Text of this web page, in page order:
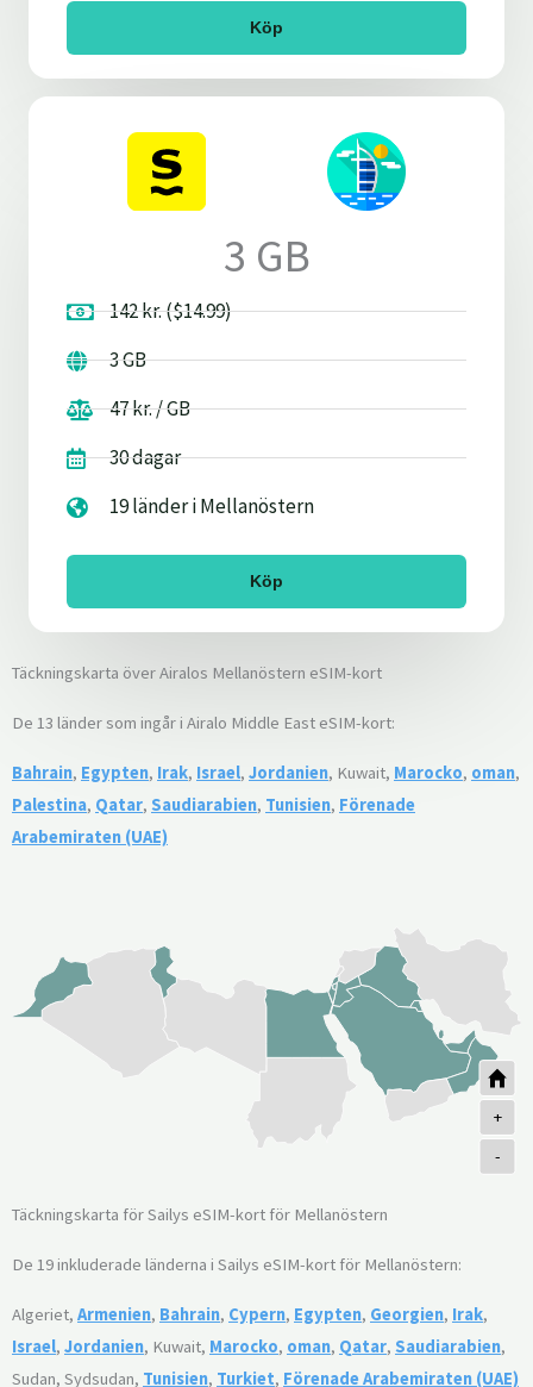
Köp
3 GB
142 kr. ($14.99)
3 GB
47 kr. / GB
30 dagar
19 länder i Mellanöstern
Köp
Täckningskarta över Airalos Mellanöstern eSIM-kort
De 13 länder som ingår i Airalo Middle East eSIM-kort:
Bahrain, Egypten, Irak, Israel, Jordanien, Kuwait, Marocko, oman,
Palestina, Qatar, Saudiarabien, Tunisien, Förenade
Arabemiraten (UAE)
+
-
Täckningskarta för Sailys eSIM-kort för Mellanöstern
De 19 inkluderade länderna i Sailys eSIM-kort för Mellanöstern:
Algeriet, Armenien, Bahrain, Cypern, Egypten, Georgien, Irak,
Israel, Jordanien, Kuwait, Marocko, oman, Qatar, Saudiarabien,
Sudan, Sydsudan, Tunisien, Turkiet, Förenade Arabemiraten (UAE)